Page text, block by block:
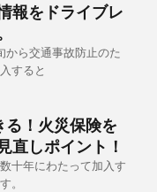
報をドライブレ
から交通事故防止のた
すると
る！火災保険を
直しポイント！
十年にわたって加入す
。